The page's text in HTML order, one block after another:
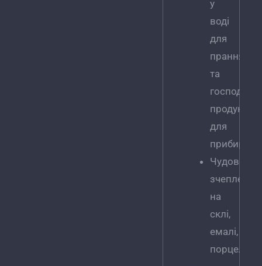
у
воді
для
прання
та
продуктам
для
Чудове
зчеплення
на
склі,
емалі,
порцеляні.